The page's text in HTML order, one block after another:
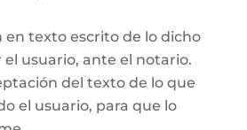
en texto escrito de lo dicho
el usuario, ante el notario.
del texto de lo que
el usuario, para que lo